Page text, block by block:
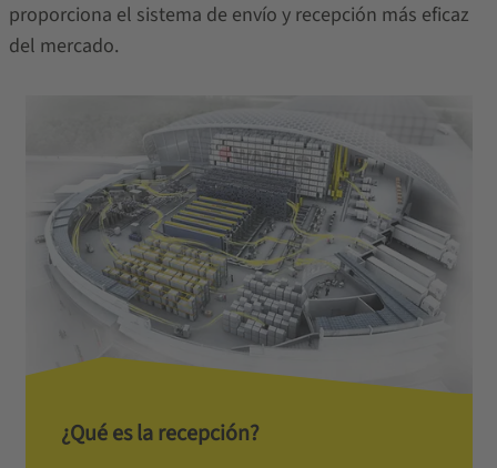
proporciona el sistema de envío y recepción más eficaz
del mercado.
¿Qué es la recepción?